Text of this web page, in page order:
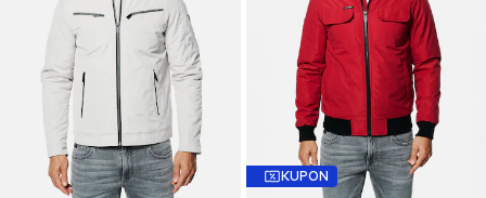
KUPON